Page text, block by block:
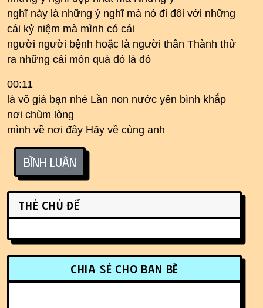
nghĩ này là những ý nghĩ mà nó đi đôi với những
cái kỷ niệm mà mình có cái
người người bệnh hoặc là người thân Thành thử
ra những cái món quà đó là đó
00:11
là vô giá bạn nhé Lần non nước yên bình khắp
nơi chùm lòng
mình về nơi đây Hãy về cùng anh
Bình luận
Related content
Thẻ chủ đề
More content and functionality
Chia sẻ cho bạn bè